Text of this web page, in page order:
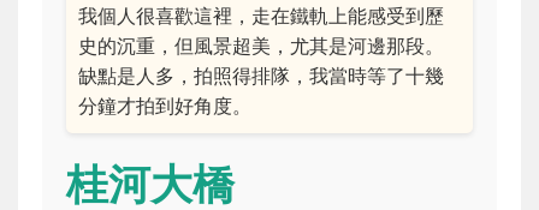
我個人很喜歡這裡，走在鐵軌上能感受到歷
史的沉重，但風景超美，尤其是河邊那段。
缺點是人多，拍照得排隊，我當時等了十幾
分鐘才拍到好角度。
桂河大橋